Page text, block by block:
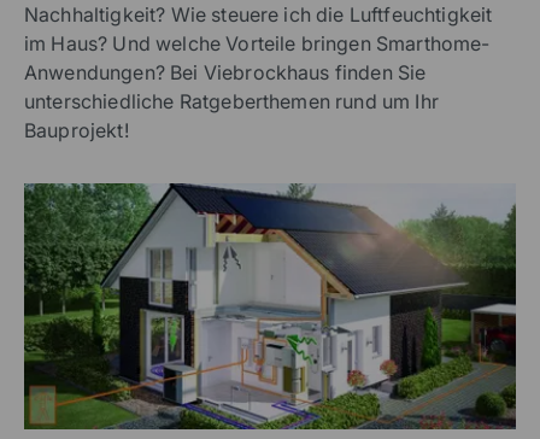
Nachhaltigkeit? Wie steuere ich die Luftfeuchtigkeit
im Haus? Und welche Vorteile bringen Smarthome-
Anwendungen? Bei Viebrockhaus finden Sie
unterschiedliche Ratgeberthemen rund um Ihr
Bauprojekt!